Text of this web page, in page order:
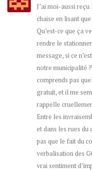
J’ai moi-aussi
chaise en lisant
Qu’est-ce que ça
rendre le
message, si ce
notre municipalité
comprends pas
gratuit, et il me
rappelle
Entre les
et dans les rues du
pas que le fait du
verbalisation des
vrai sentiment